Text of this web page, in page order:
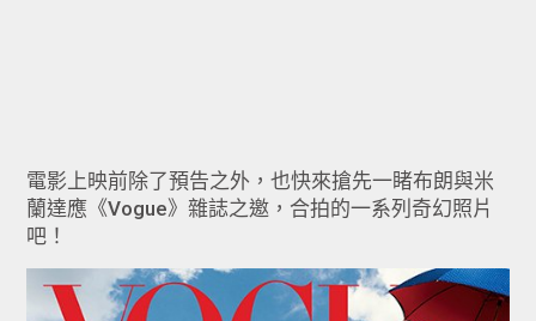
電影上映前除了預告之外，也快來搶先一睹布朗與米
蘭達應《Vogue》雜誌之邀，合拍的一系列奇幻照片
吧！